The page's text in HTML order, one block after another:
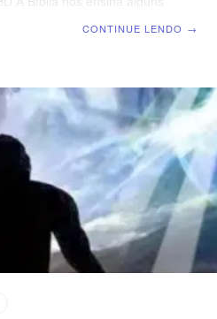
Mt 16:16-18 9 (4) Casa
de Deus. I Pe 2:9-10 (6)
12:22 (7) Esposa.
CONTINUE LENDO →